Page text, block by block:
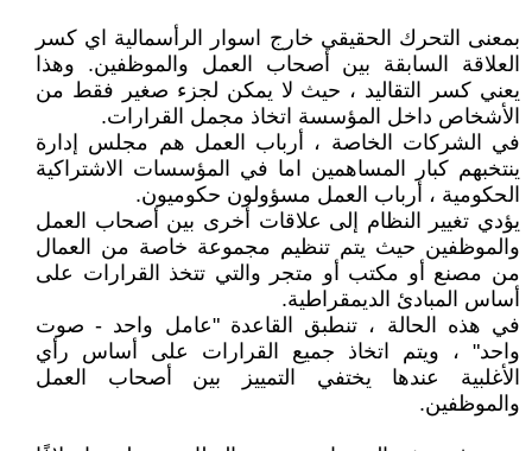
بمعنى التحرك الحقيقي خارج اسوار الرأسمالية اي كسر
العلاقة السابقة بين أصحاب العمل والموظفين. وهذا
يعني كسر التقاليد ، حيث لا يمكن لجزء صغير فقط من
الأشخاص داخل المؤسسة اتخاذ مجمل القرارات.
في الشركات الخاصة ، أرباب العمل هم مجلس إدارة
ينتخبهم كبار المساهمين اما في المؤسسات الاشتراكية
الحكومية ، أرباب العمل مسؤولون حكوميون.
يؤدي تغيير النظام إلى علاقات أخرى بين أصحاب العمل
والموظفين حيث يتم تنظيم مجموعة خاصة من العمال
من مصنع أو مكتب أو متجر والتي تتخذ القرارات على
أساس المبادئ الديمقراطية.
في هذه الحالة ، تنطبق القاعدة "عامل واحد - صوت
واحد" ، ويتم اتخاذ جميع القرارات على أساس رأي
الأغلبية عندها يختفي التمييز بين أصحاب العمل
والموظفين.